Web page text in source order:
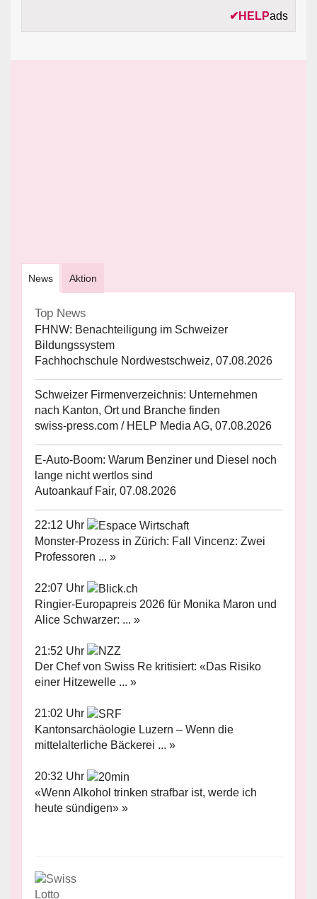
✔ HELPads
News Aktion
Top News
FHNW: Benachteiligung im Schweizer
Bildungssystem
Fachhochschule Nordwestschweiz, 07.08.2026
Schweizer Firmenverzeichnis: Unternehmen
nach Kanton, Ort und Branche finden
swiss-press.com / HELP Media AG, 07.08.2026
E-Auto-Boom: Warum Benziner und Diesel noch
lange nicht wertlos sind
Autoankauf Fair, 07.08.2026
22:12 Uhr
Monster-Prozess in Zürich: Fall Vincenz: Zwei
Professoren ... »
22:07 Uhr
Ringier-Europapreis 2026 für Monika Maron und
Alice Schwarzer: ... »
21:52 Uhr
Der Chef von Swiss Re kritisiert: «Das Risiko
einer Hitzewelle ... »
21:02 Uhr
Kantonsarchäologie Luzern – Wenn die
mittelalterliche Bäckerei ... »
20:32 Uhr
«Wenn Alkohol trinken strafbar ist, werde ich
heute sündigen» »